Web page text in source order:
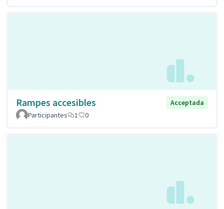
Rampes accesibles
Acceptada
Participantes
1 0